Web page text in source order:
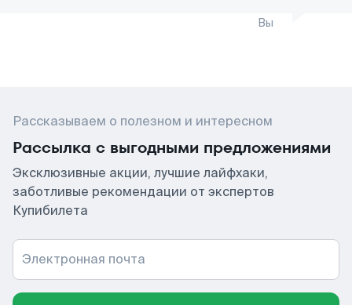
Вы
Рассказываем о полезном и интересном
Рассылка с выгодными предложениями
Эксклюзивные акции, лучшие лайфхаки,
заботливые рекомендации от экспертов
Купибилета
Электронная почта